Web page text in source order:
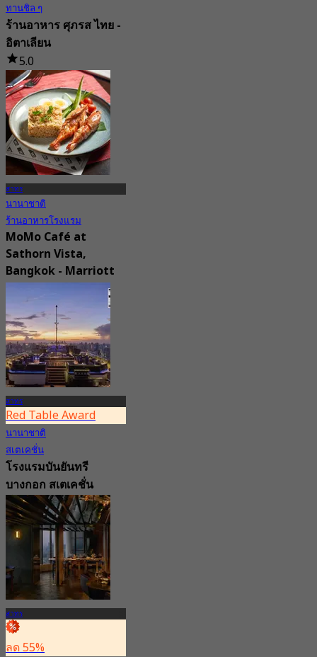
ทานชิล ๆ
ร้านอาหาร ศุภรส ไทย -
อิตาเลียน
5.0
115 การจอง
จาก฿ 406.66
สาทร
นานาชาติ
ร้านอาหารโรงแรม
MoMo Café at
Sathorn Vista,
Bangkok - Marriott
Executive
Apartments
5.0
67 การจอง
จาก฿ 890
สาทร
Red Table Award
นานาชาติ
สเตเคชั่น
โรงแรมบันยันทรี
บางกอก สเตเคชั่น
4.8
19.5K การจอง
จาก
฿ 4,499.5
สาทร
ลด 55%